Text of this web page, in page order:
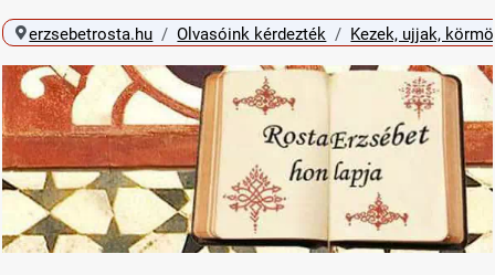
erzsebetrosta.hu Olvasóink kérdezték Kezek, ujjak,